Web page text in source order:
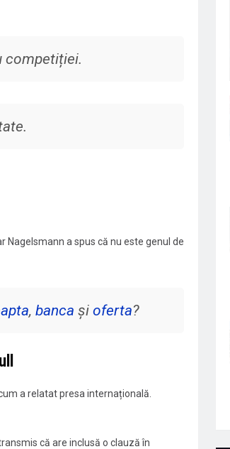
competiției.
Nagelsmann a spus că nu este genul de
, banca și oferta?
a relatat presa internațională.
că are inclusă o clauză în